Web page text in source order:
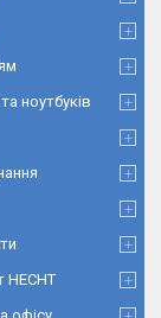
ноутбуків
HECHT